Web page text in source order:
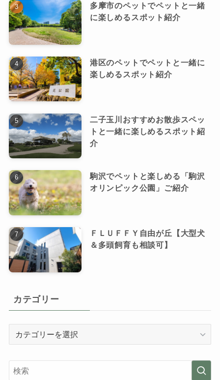
多摩市のペットでペットと一緒
に楽しめるスポット紹介
港区のペットでペットと一緒に
楽しめるスポット紹介
二子玉川おすすめお散歩スペッ
トと一緒に楽しめるスポット紹
介
駒沢でペットと楽しめる「駒沢
オリンピック公園」ご紹介
ＦＬＵＦＦＹ自由が丘【大型犬
＆多頭飼育も相談可】
カテゴリー
リ